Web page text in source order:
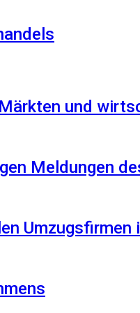
und
Meldungen
Umzugsfirmen